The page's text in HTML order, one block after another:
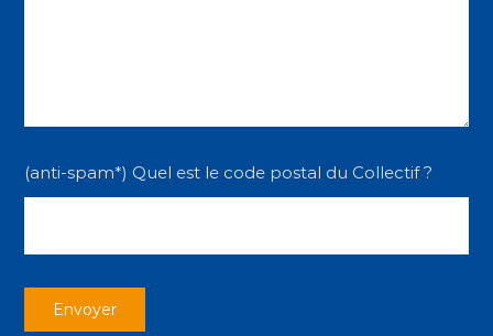
(anti-spam*) Quel est le code postal du Collectif ?